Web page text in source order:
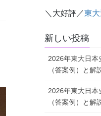
＼大好評／東
新しい投稿
2026年東大日本
（答案例）と解
2026年東大日本
（答案例）と解